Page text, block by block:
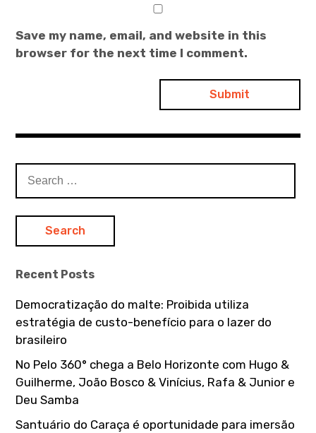
Save my name, email, and website in this
browser for the next time I comment.
c
f
r
:
Recent Posts
Democratização do malte: Proibida utiliza
estratégia de custo-benefício para o lazer do
brasileiro
No Pelo 360° chega a Belo Horizonte com Hugo &
Guilherme, João Bosco & Vinícius, Rafa & Junior e
Deu Samba
Santuário do Caraça é oportunidade para imersão